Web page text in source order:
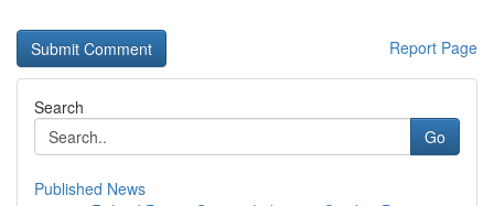
Report Page
Search
Go
Published News